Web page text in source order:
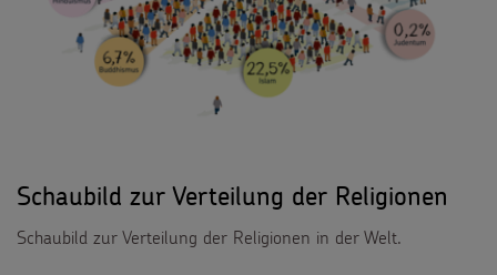
Schaubild zur Verteilung der Religionen
Schaubild zur Verteilung der Religionen in der Welt.